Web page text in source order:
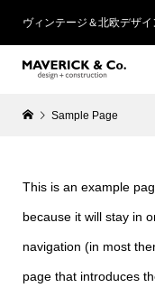
ヴィンテージ＆北欧デザイ
Sample Page
This is an example
because it will stay in
navigation (in most
page that introduces